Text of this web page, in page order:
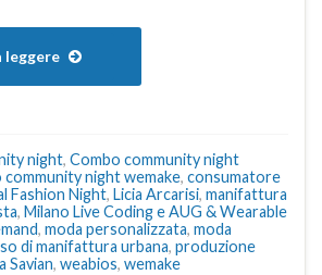
leggere
night, Combo community night
community night wemake, consumatore
Fashion Night, Licia Arcarisi, manifattura
, Milano Live Coding e AUG & Wearable
, moda personalizzata, moda
di manifattura urbana, produzione
Savian, weabios, wemake